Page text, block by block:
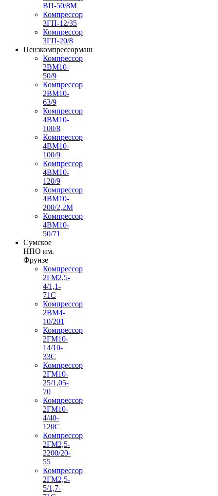
ВП-50/8М
Компрессор
3ГП-12/35
Компрессор
3ГП-20/8
Пензкомпрессормаш
Компрессор
2ВМ10-
50/9
Компрессор
2ВМ10-
63/9
Компрессор
4ВМ10-
100/8
Компрессор
4ВМ10-
100/9
Компрессор
4ВМ10-
120/9
Компрессор
4ВМ10-
200/2,2М
Компрессор
4ВМ10-
50/71
Сумское
НПО им.
Фрунзе
Компрессор
2ГМ2,5-
4/1,1-
71С
Компрессор
2ВМ4-
10/201
Компрессор
2ГМ10-
14/10-
33С
Компрессор
2ГМ10-
25/1,05-
70
Компрессор
2ГМ10-
4/40-
120С
Компрессор
2ГМ2,5-
2200/20-
55
Компрессор
2ГМ2,5-
5/1,7-